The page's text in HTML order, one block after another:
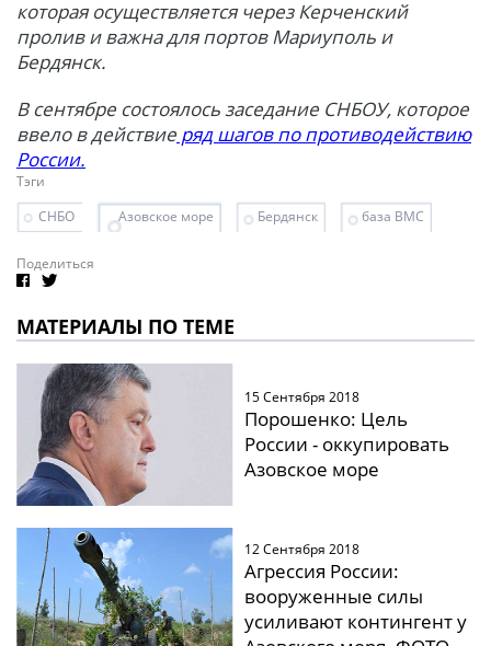
которая осуществляется через Керченский
пролив и важна для портов Мариуполь и
Бердянск.
В сентябре состоялось заседание СНБОУ, которое
ввело в действие ряд шагов по противодействию
России.
Тэги
СНБО
Азовское море Бердянск база ВМС
Поделиться
МАТЕРИАЛЫ ПО ТЕМЕ
15 Сентября 2018
Порошенко: Цель
России - оккупировать
Азовское море
12 Сентября 2018
Агрессия России:
вооруженные силы
усиливают контингент у